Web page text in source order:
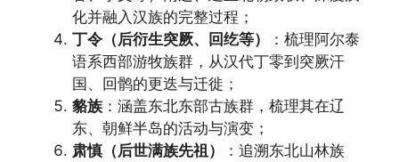
化并融入汉族的完整过程；
丁令（后衍生突厥、回纥等）
：梳理阿尔泰
语系西部游牧族群，从汉代丁零到突厥汗
国、回鹘的更迭与迁徙；
貉族 ：涵盖东北东部古族群，梳理其在辽
东、朝鲜半岛的活动与演变；
肃慎（后世满族先祖）
：追溯东北山林族